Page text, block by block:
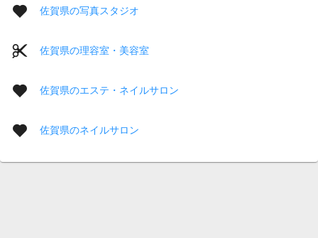
佐賀県の写真スタジオ
佐賀県の理容室・美容室
佐賀県のエステ・ネイルサロン
佐賀県のネイルサロン